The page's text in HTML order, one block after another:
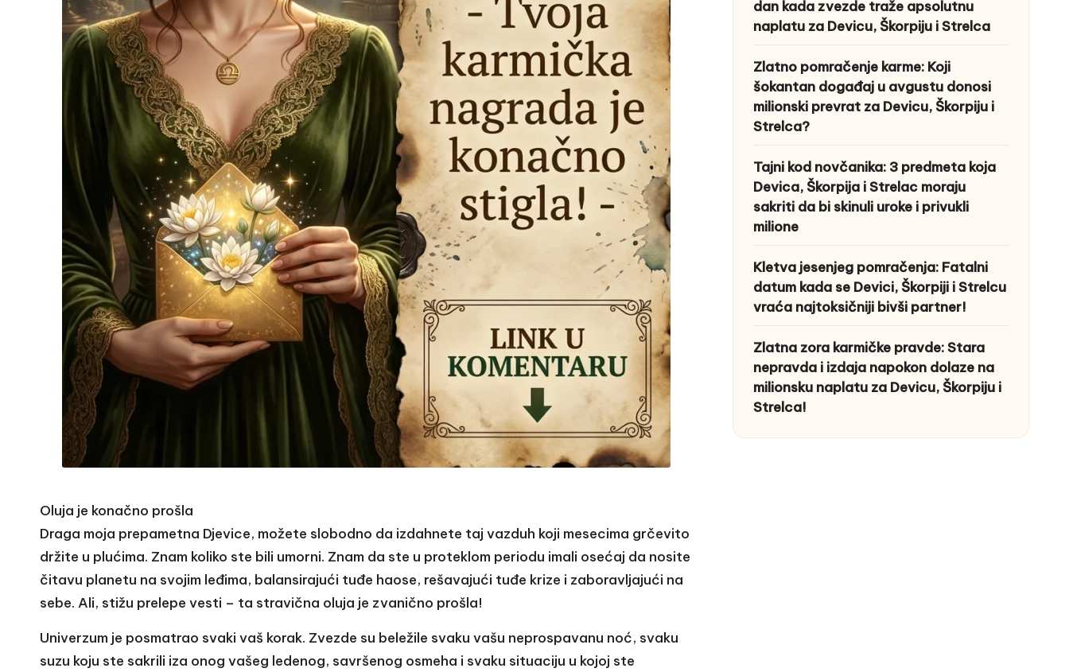
Oluja je konačno prošla
Draga moja prepametna Djevice, možete slobodno da izdahnete taj vazduh koji mesecima grčevito
držite u plućima. Znam koliko ste bili umorni. Znam da ste u proteklom periodu imali osećaj da nosite
čitavu planetu na svojim leđima, balansirajući tuđe haose, rešavajući tuđe krize i zaboravljajući na
sebe. Ali, stižu prelepe vesti – ta stravična oluja je zvanično prošla!
Univerzum je posmatrao svaki vaš korak. Zvezde su beležile svaku vašu neprospavanu noć, svaku
suzu koju ste sakrili iza onog vašeg ledenog, savršenog osmeha i svaku situaciju u kojoj ste
dan kada zvezde traže apsolutnu
naplatu za Devicu, Škorpiju i Strelca
Zlatno pomračenje karme: Koji
šokantan događaj u avgustu donosi
milionski prevrat za Devicu, Škorpiju i
Strelca?
Tajni kod novčanika: 3 predmeta koja
Devica, Škorpija i Strelac moraju
sakriti da bi skinuli uroke i privukli
milione
Kletva jesenjeg pomračenja: Fatalni
datum kada se Devici, Škorpiji i Strelcu
vraća najtoksičniji bivši partner!
Zlatna zora karmičke pravde: Stara
nepravda i izdaja napokon dolaze na
milionsku naplatu za Devicu, Škorpiju i
Strelca!